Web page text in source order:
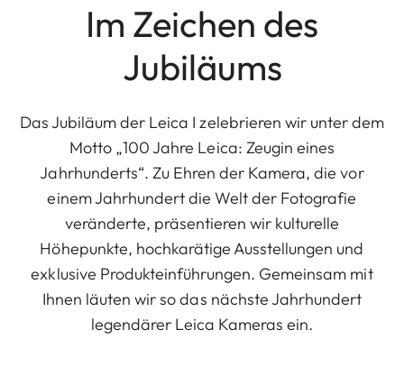
Im Zeichen des
Jubiläums
Das Jubiläum der Leica I zelebrieren wir unter dem
Motto „100 Jahre Leica: Zeugin eines
Jahrhunderts“. Zu Ehren der Kamera, die vor
einem Jahrhundert die Welt der Fotografie
veränderte, präsentieren wir kulturelle
Höhepunkte, hochkarätige Ausstellungen und
exklusive Produkteinführungen. Gemeinsam mit
Ihnen läuten wir so das nächste Jahrhundert
legendärer Leica Kameras ein.